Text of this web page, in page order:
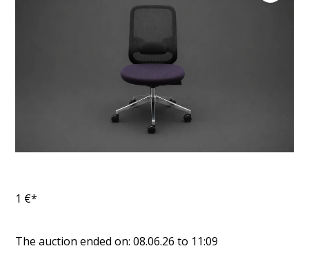
1 €*
The auction ended on:08.06.26 to 11:09